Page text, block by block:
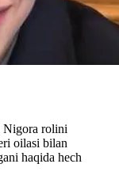
Nigora rolini
oilasi bilan
haqida hech